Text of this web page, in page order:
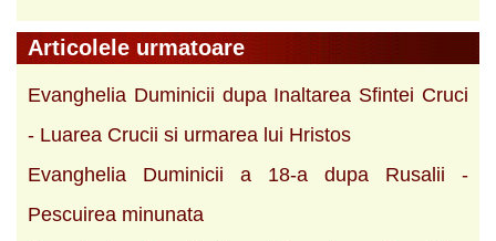
Articolele urmatoare
Evanghelia Duminicii dupa Inaltarea Sfintei Cruci
- Luarea Crucii si urmarea lui Hristos
Evanghelia Duminicii a 18-a dupa Rusalii -
Pescuirea minunata